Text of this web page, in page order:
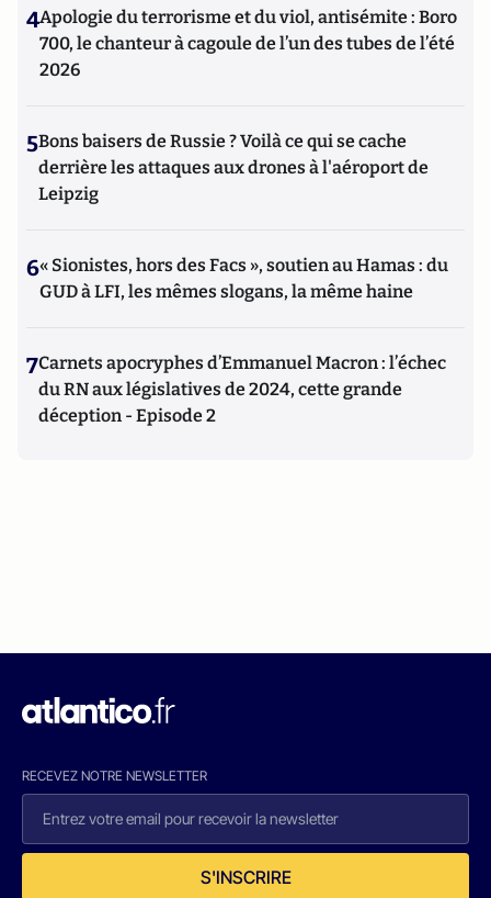
4Apologie du terrorisme et du viol, antisémite : Boro
700, le chanteur à cagoule de l’un des tubes de l’été
2026
5Bons baisers de Russie ? Voilà ce qui se cache
derrière les attaques aux drones à l'aéroport de
Leipzig
6« Sionistes, hors des Facs », soutien au Hamas : du
GUD à LFI, les mêmes slogans, la même haine
7Carnets apocryphes d’Emmanuel Macron : l’échec
du RN aux législatives de 2024, cette grande
déception - Episode 2
RECEVEZ NOTRE NEWSLETTER
S'INSCRIRE